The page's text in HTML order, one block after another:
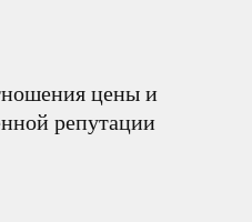
цены и
репутации